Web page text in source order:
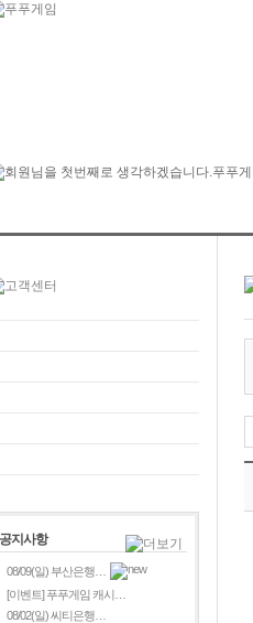
공지사항
08/09(일) 부산은행…
[이벤트] 푸푸게임 캐시…
08/02(일) 씨티은행…